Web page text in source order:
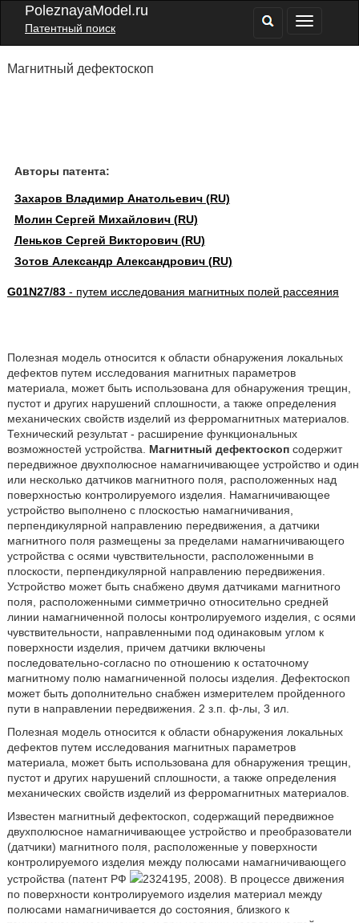
PoleznayaModel.ru
Патентный поиск
Магнитный дефектоскоп
Авторы патента:
Захаров Владимир Анатольевич (RU)
Молин Сергей Михайлович (RU)
Леньков Сергей Викторович (RU)
Зотов Александр Александрович (RU)
G01N27/83- путем исследования магнитных полей рассеяния
Полезная модель относится к области обнаружения локальных
дефектов путем исследования магнитных параметров
материала, может быть использована для обнаружения трещин,
пустот и других нарушений сплошности, а также определения
механических свойств изделий из ферромагнитных материалов.
Технический результат - расширение функциональных
возможностей устройства. Магнитный дефектоскопсодержит
передвижное двухполюсное намагничивающее устройство и один
или несколько датчиков магнитного поля, расположенных над
поверхностью контролируемого изделия. Намагничивающее
устройство выполнено с плоскостью намагничивания,
перпендикулярной направлению передвижения, а датчики
магнитного поля размещены за пределами намагничивающего
устройства с осями чувствительности, расположенными в
плоскости, перпендикулярной направлению передвижения.
Устройство может быть снабжено двумя датчиками магнитного
поля, расположенными симметрично относительно средней
линии намагниченной полосы контролируемого изделия, с осями
чувствительности, направленными под одинаковым углом к
поверхности изделия, причем датчики включены
последовательно-согласно по отношению к остаточному
магнитному полю намагниченной полосы изделия. Дефектоскоп
может быть дополнительно снабжен измерителем пройденного
пути в направлении передвижения. 2 з.п. ф-лы, 3 ил.
Полезная модель относится к области обнаружения локальных
дефектов путем исследования магнитных параметров
материала, может быть использована для обнаружения трещин,
пустот и других нарушений сплошности, а также определения
механических свойств изделий из ферромагнитных материалов.
Известен магнитный дефектоскоп, содержащий передвижное
двухполюсное намагничивающее устройство и преобразователи
(датчики) магнитного поля, расположенные у поверхности
контролируемого изделия между полюсами намагничивающего
устройства (патент РФ
2324195, 2008). В процессе движения
по поверхности контролируемого изделия материал между
полюсами намагничивается до состояния, близкого к